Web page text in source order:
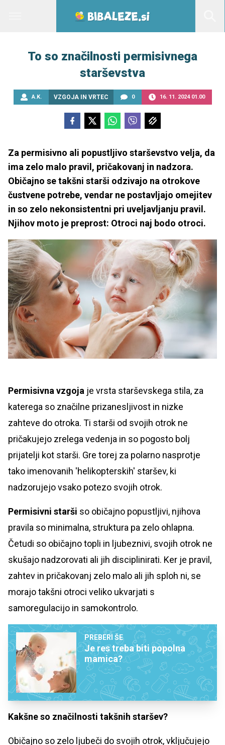
To so značilnosti permisivnega
starševstva
A.K. VZGOJA IN VRTEC 0 16. 11. 2024 01.00
Za permisivno ali popustljivo starševstvo velja, da
ima zelo malo pravil, pričakovanj in nadzora.
Običajno se takšni starši odzivajo na otrokove
čustvene potrebe, vendar ne postavljajo omejitev
in so zelo nekonsistentni pri uveljavljanju pravil.
Njihov moto je preprost: Otroci naj bodo otroci.
Permisivna vzgoja je vrsta starševskega stila, za
katerega so značilne prizanesljivost in nizke
zahteve do otroka. Ti starši od svojih otrok ne
pričakujejo zrelega vedenja in so pogosto bolj
prijatelji kot starši. Gre torej za polarno nasprotje
tako imenovanih 'helikopterskih' staršev, ki
nadzorujejo vsako potezo svojih otrok.
Permisivni starši so običajno popustljivi, njihova
pravila so minimalna, struktura pa zelo ohlapna.
Četudi so običajno topli in ljubeznivi, svojih otrok ne
skušajo nadzorovati ali jih disciplinirati. Ker je pravil,
zahtev in pričakovanj zelo malo ali jih sploh ni, se
morajo takšni otroci veliko ukvarjati s
samoregulacijo in samokontrolo.
PREBERI ŠE
Je res treba biti popolna
mamica?
Kakšne so značilnosti takšnih staršev?
Običajno so zelo ljubeči do svojih otrok, vključujejo